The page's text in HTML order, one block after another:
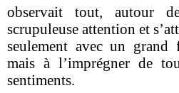
observait tout, autour
scrupuleuse attention et
seulement avec un grand
mais à l’imprégner de
sentiments.